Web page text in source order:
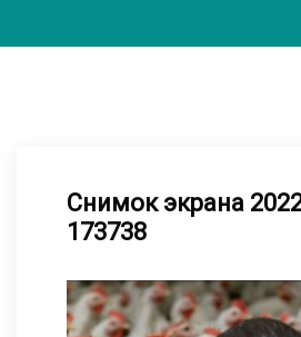
Снимок экрана
173738